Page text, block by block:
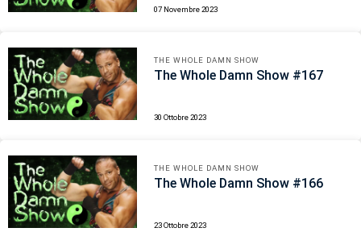
07 Novembre 2023
THE WHOLE DAMN SHOW
The Whole Damn Show #167
30 Ottobre 2023
THE WHOLE DAMN SHOW
The Whole Damn Show #166
23 Ottobre 2023